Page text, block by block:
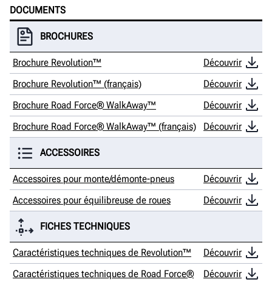
DOCUMENTS
BROCHURES
Brochure Revolution™
Découvrir
Brochure Revolution™ (français)
Découvrir
Brochure Road Force® WalkAway™
Découvrir
Brochure Road Force® WalkAway™ (français)
Découvrir
ACCESSOIRES
Accessoires pour monte/démonte-pneus
Découvrir
Accessoires pour équilibreuse de roues
Découvrir
FICHES TECHNIQUES
Caractéristiques techniques de Revolution™
Découvrir
Caractéristiques techniques de Road Force®
Découvrir